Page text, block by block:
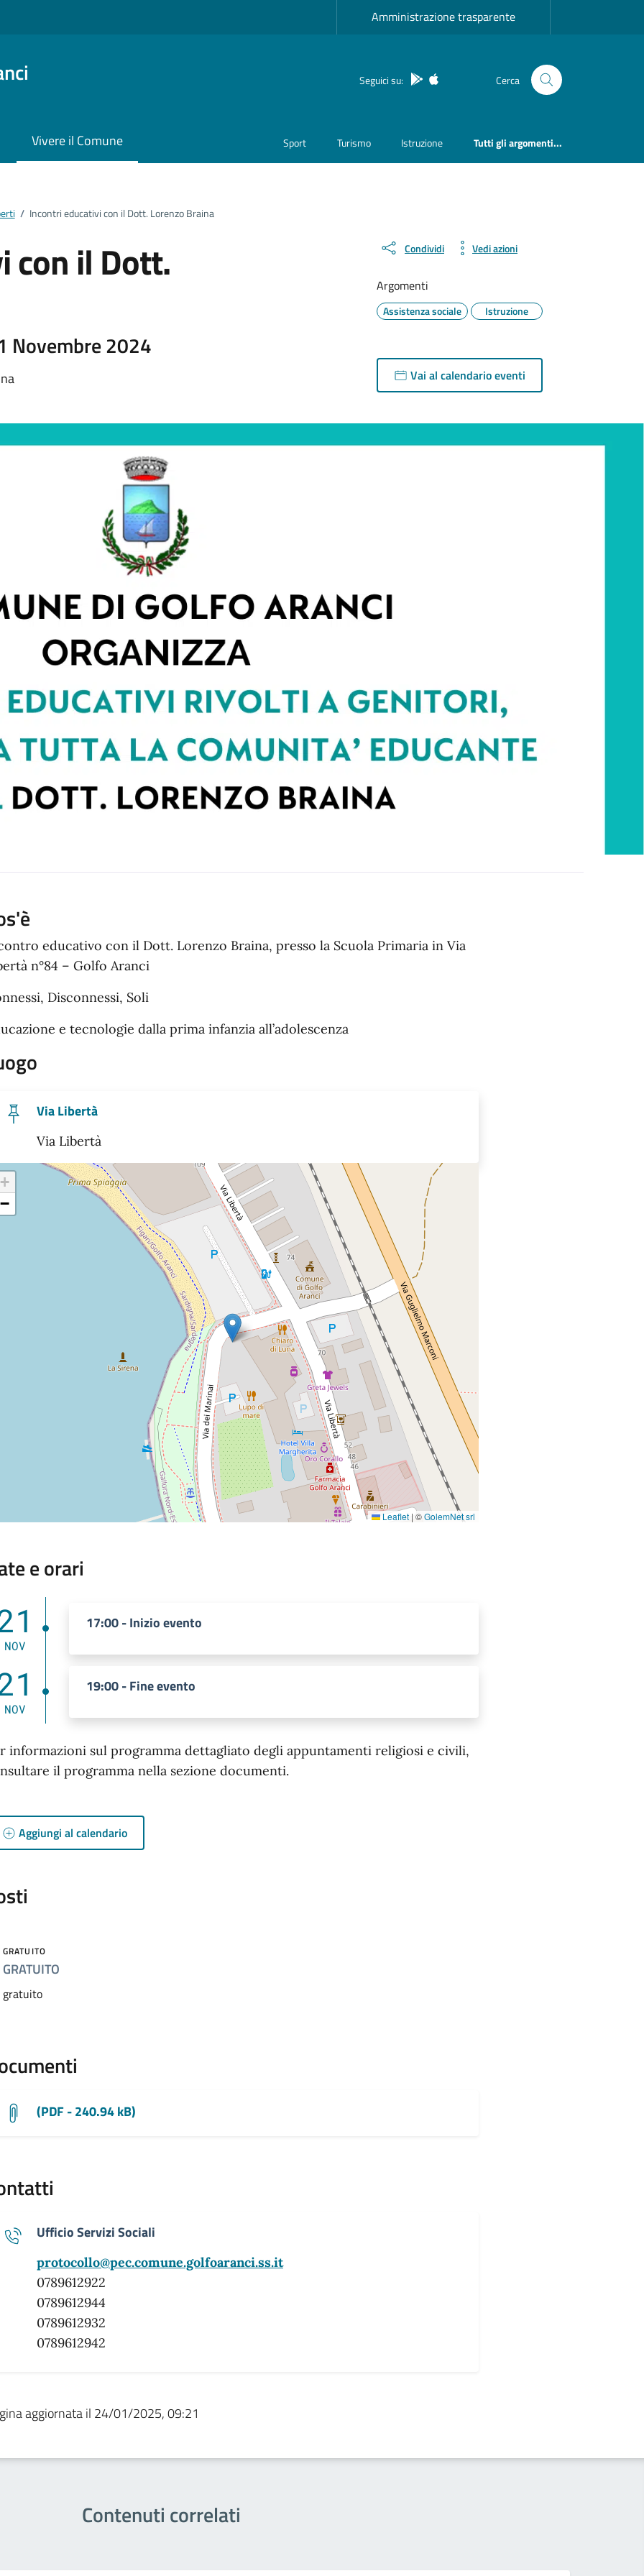
Amministrazione trasparente
Seguici su: App Android
App IOS Cerca
Vivere il Comune Sport Turismo Istruzione Tutti gli argomenti...
/ Incontri educativi con il Dott. Lorenzo Braina
con il Dott.
Novembre 2024
Condividi Vedi azioni
Argomenti
Assistenza sociale Istruzione
Vai al calendario eventi
educativo con il Dott. Lorenzo Braina, presso la Scuola Primaria in Via
n°84 – Golfo Aranci
Disconnessi, Soli
e tecnologie dalla prima infanzia all’adolescenza
Via Libertà
Via Libertà
+
−
Leaflet | ©GolemNet srl
e orari
NOV
17:00 - Inizio evento
NOV
19:00 - Fine evento
informazioni sul programma dettagliato degli appuntamenti religiosi e civili,
il programma nella sezione documenti.
Aggiungi al calendario
GRATUITO
GRATUITO
gratuito
(PDF - 240.94 kB)
Ufficio Servizi Sociali
protocollo@pec.comune.golfoaranci.ss.it
0789612922
0789612944
0789612932
0789612942
aggiornata il 24/01/2025, 09:21
Contenuti correlati